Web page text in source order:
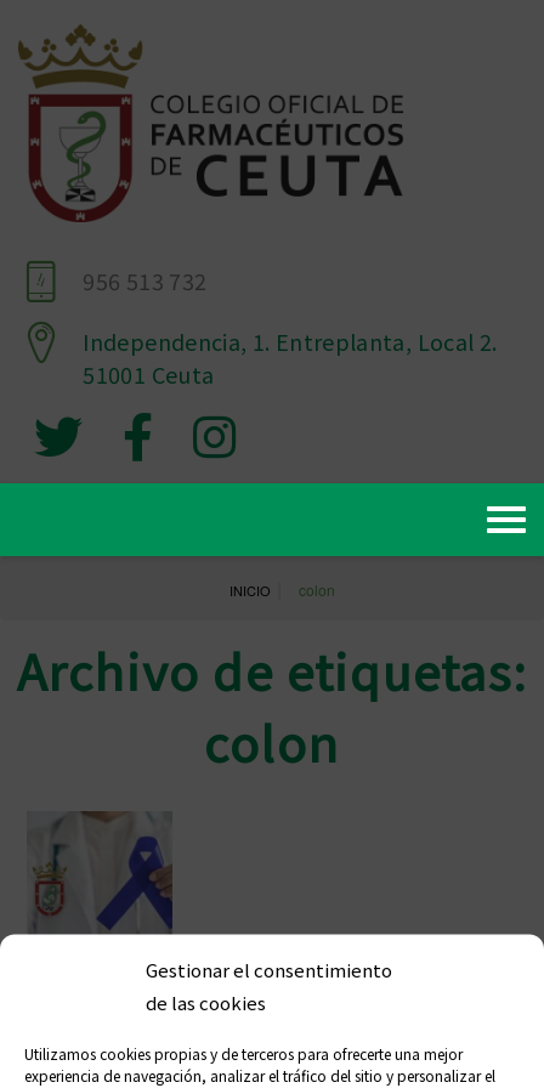
Gestionar el consentimiento
de las cookies
Utilizamos cookies propias y de terceros para ofrecerte una mejor
experiencia de navegación, analizar el tráfico del sitio y personalizar el
956 513 732
Independencia, 1. Entreplanta, Local 2.
51001 Ceuta
INICIO colon
Archivo de etiquetas:
colon
Sanidad retoma el programa de
ayuda de las farmacias ceutíes